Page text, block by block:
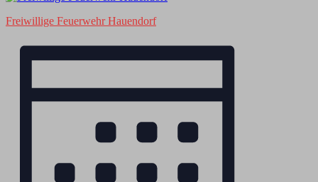
Freiwillige Feuerwehr Hauendorf
Ansichten-
Navigation
Veranstaltung
Ansichten-